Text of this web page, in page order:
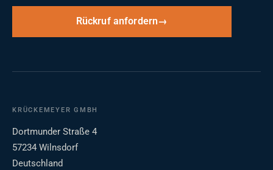
Rückruf anfordern
KRÜCKEMEYER GMBH
Dortmunder Straße 4
57234 Wilnsdorf
Deutschland